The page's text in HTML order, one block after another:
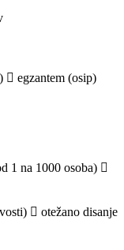
 egzantem (osip)
1 na 1000 osoba) 
 otežano disanje